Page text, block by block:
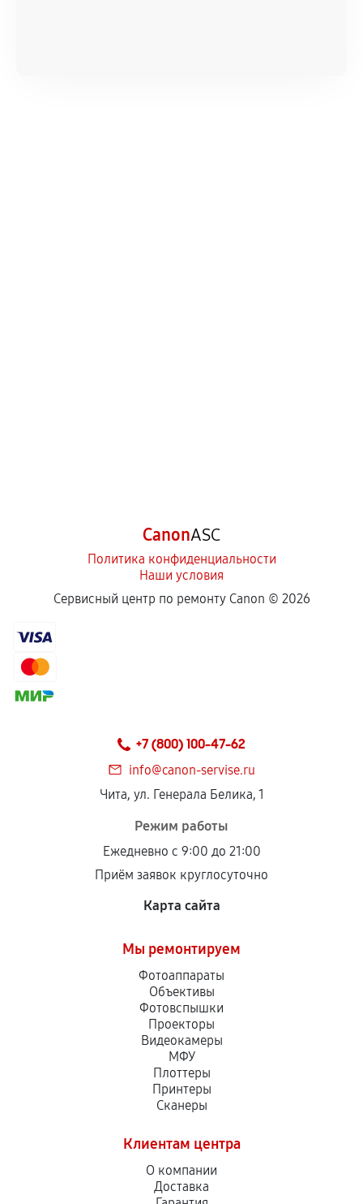
CanonASC
Политика конфиденциальности
Наши условия
Сервисный центр по ремонту Canon © 2026
+7 (800) 100-47-62
info@canon-servise.ru
Чита, ул. Генерала Белика, 1
Режим работы
Ежедневно с 9:00 до 21:00
Приём заявок круглосуточно
Карта сайта
Мы ремонтируем
Фотоаппараты
Объективы
Фотовспышки
Проекторы
Видеокамеры
МФУ
Плоттеры
Принтеры
Сканеры
Клиентам центра
О компании
Доставка